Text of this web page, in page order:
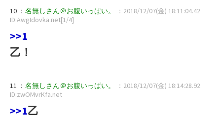
10 ： 名無しさん＠お腹いっぱい。
：2018/12/07(金) 18:11:04.42
ID:AwgIdovka.net[1/4]
>>1
乙！
11 ： 名無しさん＠お腹いっぱい。
：2018/12/07(金) 18:14:28.92
ID:zwOMvrKfa.net
>>1乙